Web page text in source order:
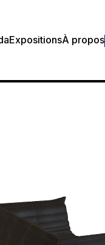
ExpositionsÀ propos